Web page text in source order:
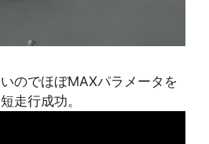
のでほぼMAXパラメータを
走行成功。